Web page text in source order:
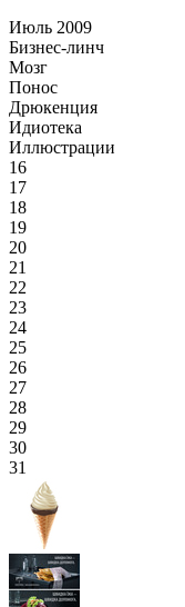
Июль 2009
Бизнес-линч
Мозг
Понос
Дрюкенция
Идиотека
Иллюстрации
16
17
18
19
20
21
22
23
24
25
26
27
28
29
30
31